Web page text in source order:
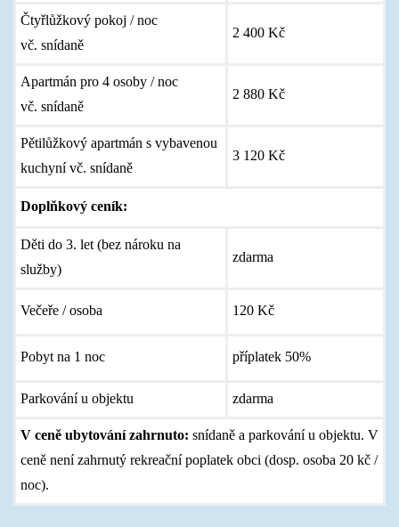
Čtyřlůžkový pokoj / noc
vč. snídaně
2 400 Kč
Apartmán pro 4 osoby / noc
vč. snídaně
2 880 Kč
Pětilůžkový apartmán s vybavenou
kuchyní vč. snídaně
3 120 Kč
Doplňkový ceník:
Děti do 3. let (bez nároku na
služby)
zdarma
Večeře / osoba 120 Kč
Pobyt na 1 noc příplatek 50%
Parkování u objektu zdarma
V ceně ubytování zahrnuto: snídaně a parkování u objektu. V
ceně není zahrnutý rekreační poplatek obci (dosp. osoba 20 kč /
noc).